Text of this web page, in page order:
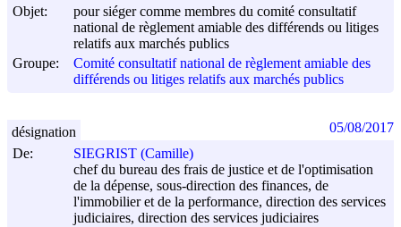
Objet:
pour siéger comme membres du comité consultatif
national de règlement amiable des différends ou litiges
relatifs aux marchés publics
Groupe:
Comité consultatif national de règlement amiable des
différends ou litiges relatifs aux marchés publics
De:
SIEGRIST (Camille)
chef du bureau des frais de justice et de l'optimisation
de la dépense, sous-direction des finances, de
l'immobilier et de la performance, direction des services
judiciaires, direction des services judiciaires
désignation 05/08/2017